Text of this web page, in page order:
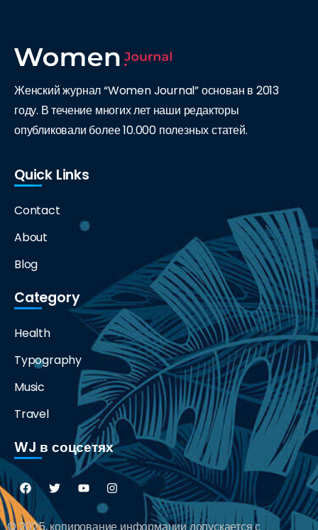
Женский журнал “Women Journal” основан в 2013
году. В течение многих лет наши редакторы
опубликовали более 10.000 полезных статей.
Quick Links
Contact
About
Blog
Category
Health
Typography
Music
Travel
WJ в соцсетях